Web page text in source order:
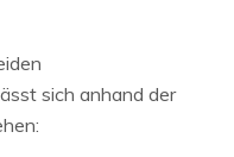
sich anhand der